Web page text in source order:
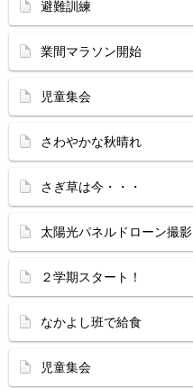
避難訓練
業間マラソン開始
児童集会
さわやかな秋晴れ
さぎ草は今・・・
太陽光パネルドローン撮影
２学期スタート！
なかよし班で給食
児童集会